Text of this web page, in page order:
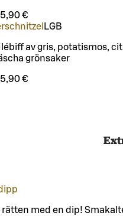
€
LGB
av gris, potatismos,
grönsaker
€
rätten med en dip!